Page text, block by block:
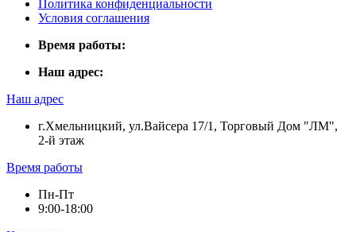
Политика конфиденциальности
Условия соглашения
Время работы:
Наш адрес:
Наш адрес
г.Хмельницкий, ул.Вайсера 17/1, Торговый Дом "ЛМ",
2-й этаж
Время работы
Пн-Пт
9:00-18:00